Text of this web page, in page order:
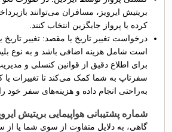
بریتیش ایرویز، مسافران می‌توانند
کرده یا پرواز جایگزین انتخاب کنند.
درخواست تغییر تاریخ یا مقصد: تغییر
است شامل هزینه اضافی باشد و به نوع
برای اطلاع دقیق از قوانین کنسلی و
سفرتاپ به شما کمک می‌کند تا تغییرات یا
به‌راحتی انجام داده و هزینه‌های سفر خود را
شماره پشتیبانی هواپیمایی بریتیش
گاهی، به دلایل متفاوت از سوی شما یا از